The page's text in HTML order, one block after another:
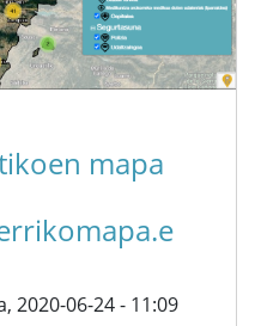
mapa
2020-06-24 - 11:09